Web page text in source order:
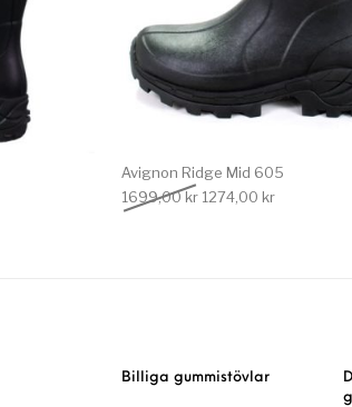
var: 1699,00 kr.
priset är: 1274,00 kr.
Avignon Ridge Mid 605
1699,00kr Det ursprungliga
1274,00 krDet
Billiga gummistövlar